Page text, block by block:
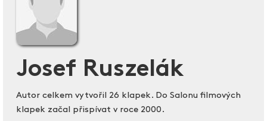
Josef Ruszelák
Autor celkem vytvořil 26 klapek. Do Salonu filmových
klapek začal přispívat v roce 2000.